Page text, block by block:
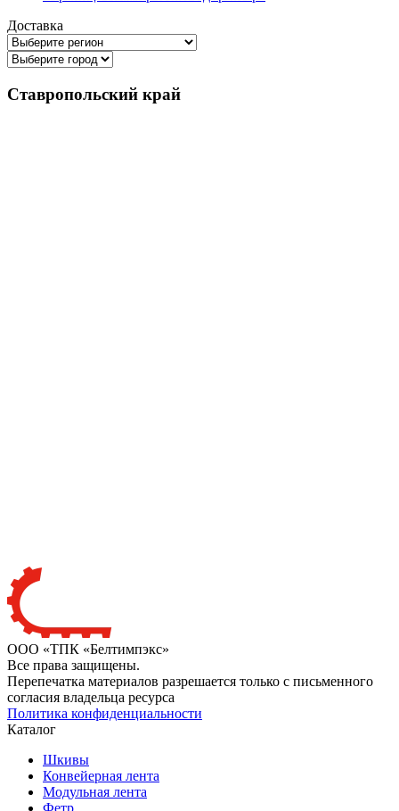
Доставка
Ставропольский край
ООО «ТПК «Белтимпэкс»
Все права защищены.
Перепечатка материалов разрешается только с письменного
согласия владельца ресурса
Политика конфиденциальности
Каталог
Шкивы
Конвейерная лента
Модульная лента